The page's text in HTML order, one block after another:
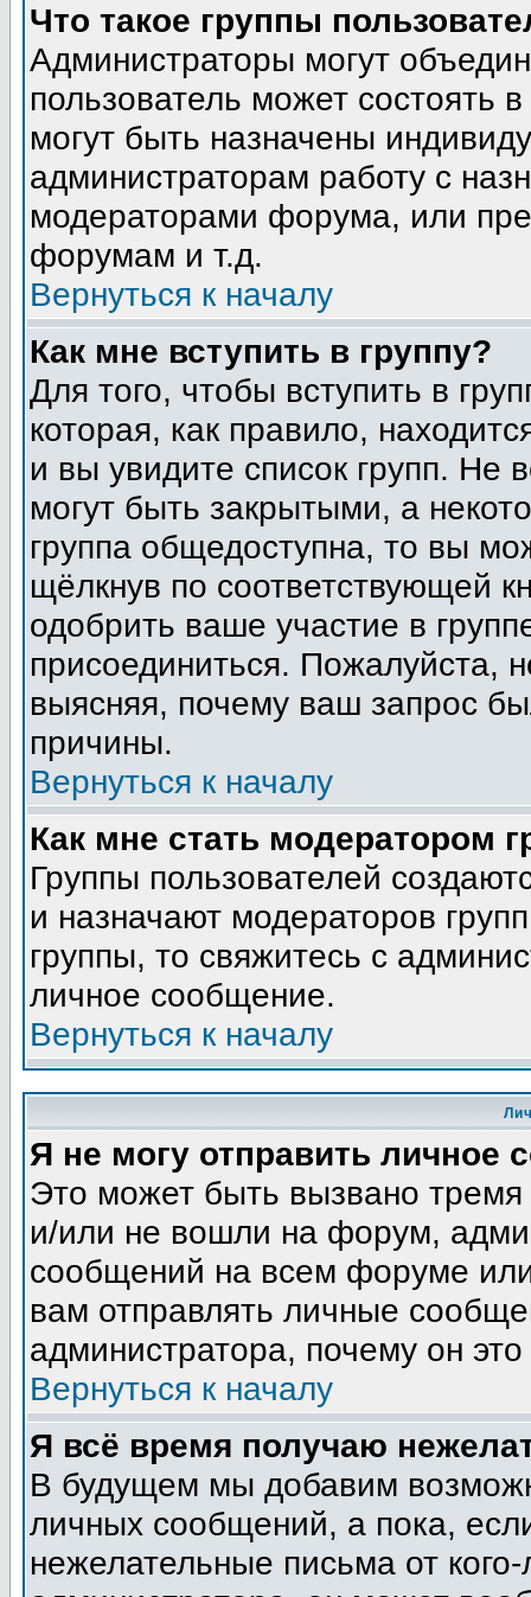
Что такое группы
Администраторы могут
пользователь может состоять
могут быть назначены
администраторам работу с
модераторами форума, или
форумам и т.д.
Вернуться к началу
Как мне вступить в группу?
Для того, чтобы вступить в
которая, как правило,
и вы увидите список групп. Не
могут быть закрытыми, а
группа общедоступна, то вы
щёлкнув по соответствующей
одобрить ваше участие в
присоединиться. Пожалуйста,
выясняя, почему ваш запрос
причины.
Вернуться к началу
Как мне стать модератором
Группы пользователей
и назначают модераторов
группы, то свяжитесь с
личное сообщение.
Вернуться к началу
Я не могу отправить личное
Это может быть вызвано
и/или не вошли на форум,
сообщений на всем форуме
вам отправлять личные
администратора, почему он
Вернуться к началу
Я всё время получаю
В будущем мы добавим
личных сообщений, а пока,
нежелательные письма от